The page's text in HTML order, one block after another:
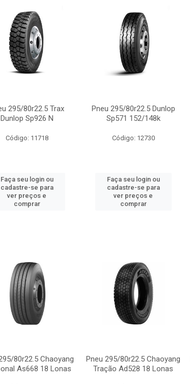
295/80r22.5 Trax
Dunlop Sp926 N
Código: 11718
Faça seu login ou
cadastre-se para
ver preços e
comprar
Pneu 295/80r22.5 Dunlop
Sp571 152/148k
Código: 12730
Faça seu login ou
cadastre-se para
ver preços e
comprar
80r22.5 Chaoyang
As668 18 Lonas
Pneu 295/80r22.5 Chaoyang
Tração Ad528 18 Lonas